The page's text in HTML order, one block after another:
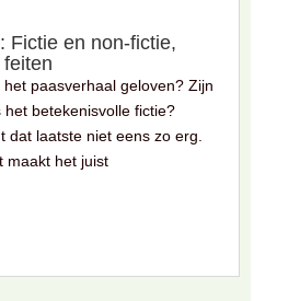
Fictie en non-fictie,
paasverhaal geloven? Zijn
het betekenisvolle fictie?
dat laatste niet eens zo erg.
maakt het juist